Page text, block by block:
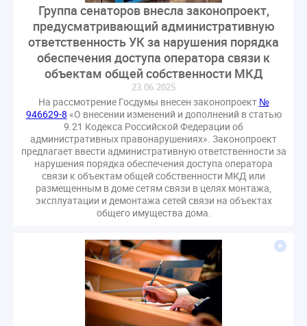
Группа сенаторов внесла законопроект,
предусматривающий административную
ответственность УК за нарушения порядка
обеспечения доступа оператора связи к
объектам общей собственности МКД
23.06.2025
На рассмотрение Госдумы внесен законопроект №
946629-8 «О внесении изменений и дополнений в статью
9.21 Кодекса Российской Федерации об
административных правонарушениях». Законопроект
предлагает ввести административную ответственности за
нарушения порядка обеспечения доступа оператора
связи к объектам общей собственности МКД или
размещенным в доме сетям связи в целях монтажа,
эксплуатации и демонтажа сетей связи на объектах
общего имущества дома.